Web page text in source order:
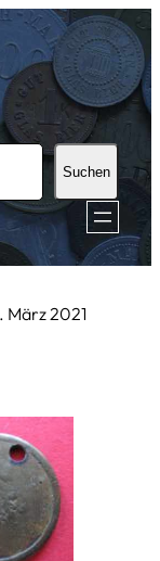
Suchen
März 2021